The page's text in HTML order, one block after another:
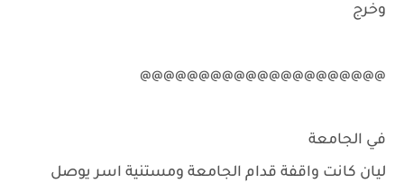
وخرج
@@@@@@@@@@@@@@@@@@@@@
في الجامعة
ليان كانت واقفة قدام الجامعة ومستنية اسر يوصل